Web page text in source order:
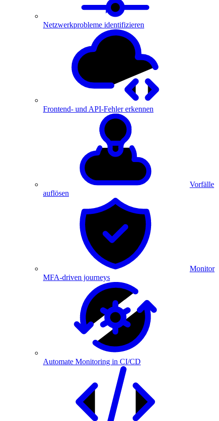
Netzwerkprobleme identifizieren
Frontend- und API-Fehler erkennen
Vorfälle
auflösen
Monitor
MFA-driven journeys
Automate Monitoring in CI/CD